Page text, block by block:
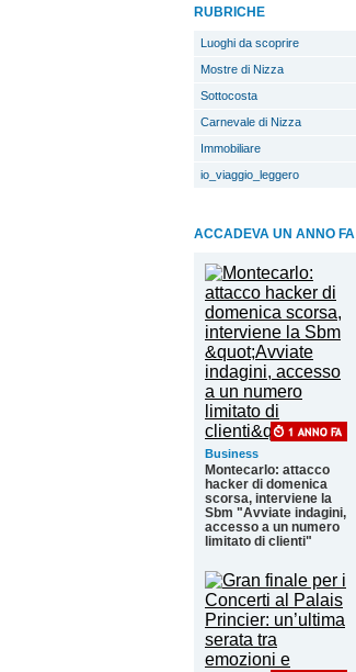
RUBRICHE
Luoghi da scoprire
Mostre di Nizza
Sottocosta
Carnevale di Nizza
Immobiliare
io_viaggio_leggero
ACCADEVA UN ANNO FA
Business
Montecarlo: attacco
hacker di domenica
scorsa, interviene la
Sbm "Avviate indagini,
accesso a un numero
limitato di clienti"